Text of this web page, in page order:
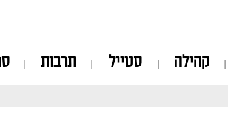
קהילה סטייל תרבות